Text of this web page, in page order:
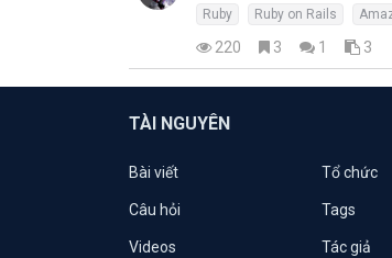
Ruby Ruby on Rails
220 3 1 3
TÀI NGUYÊN
Bài viết Tổ chức
Câu hỏi Tags
Videos Tác giả